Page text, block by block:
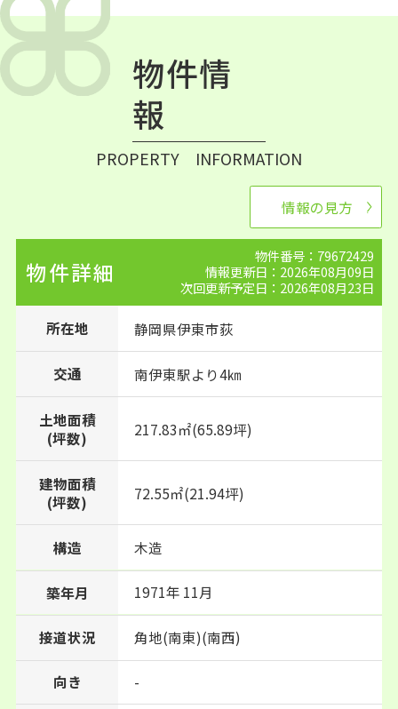
物件情
報
PROPERTY INFORMATION
情報の見方
物件詳細
物件番号：79672429
情報更新日：2026年08月09日
次回更新予定日：2026年08月23日
所在地 静岡県伊東市荻
交通 南伊東駅より4㎞
土地面積
(坪数)
217.83㎡(65.89坪)
建物面積
(坪数)
72.55㎡(21.94坪)
構造 木造
築年月 1971年 11月
接道状況 角地(南東)(南西)
向き -